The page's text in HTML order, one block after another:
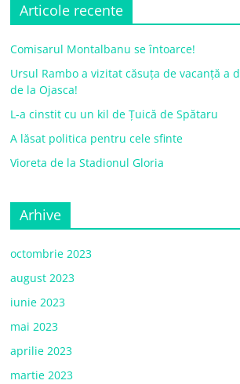
Articole recente
Comisarul Montalbanu se întoarce!
Ursul Rambo a vizitat căsuța de vacanță a
de la Ojasca!
L-a cinstit cu un kil de Țuică de Spătaru
A lăsat politica pentru cele sfinte
Vioreta de la Stadionul Gloria
Arhive
octombrie 2023
august 2023
iunie 2023
mai 2023
aprilie 2023
martie 2023